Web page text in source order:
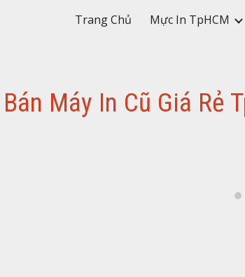
Skip to main content
Trang Chủ Mực In TpHCM
Bán Máy In Cũ Giá Rẻ